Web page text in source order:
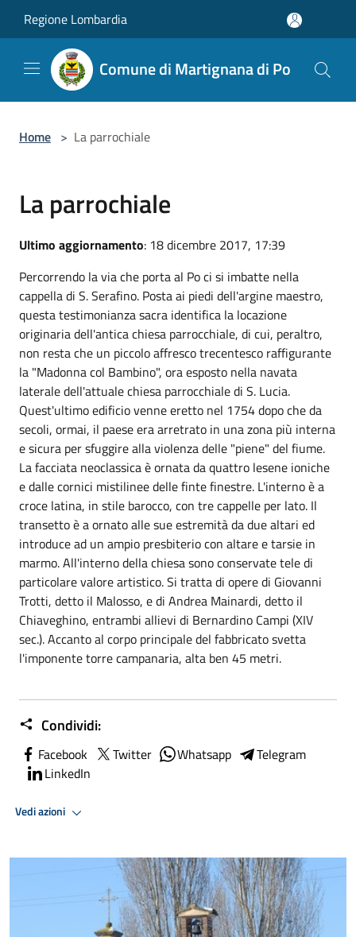
Regione Lombardia
Comune di Martignana di Po
Home > La parrochiale
La parrochiale
Ultimo aggiornamento: 18 dicembre 2017, 17:39
Percorrendo la via che porta al Po ci si imbatte nella
cappella di S. Serafino. Posta ai piedi dell'argine maestro,
questa testimonianza sacra identifica la locazione
originaria dell'antica chiesa parrocchiale, di cui, peraltro,
non resta che un piccolo affresco trecentesco raffigurante
la "Madonna col Bambino", ora esposto nella navata
laterale dell'attuale chiesa parrocchiale di S. Lucia.
Quest'ultimo edificio venne eretto nel 1754 dopo che da
secoli, ormai, il paese era arretrato in una zona più interna
e sicura per sfuggire alla violenza delle "piene" del fiume.
La facciata neoclassica è ornata da quattro lesene ioniche
e dalle cornici mistilinee delle finte finestre. L'interno è a
croce latina, in stile barocco, con tre cappelle per lato. Il
transetto è a ornato alle sue estremità da due altari ed
introduce ad un ampio presbiterio con altare e tarsie in
marmo. All'interno della chiesa sono conservate tele di
particolare valore artistico. Si tratta di opere di Giovanni
Trotti, detto il Malosso, e di Andrea Mainardi, detto il
Chiaveghino, entrambi allievi di Bernardino Campi (XIV
sec.). Accanto al corpo principale del fabbricato svetta
l'imponente torre campanaria, alta ben 45 metri.
Condividi:
Facebook Twitter Whatsapp
Telegram
LinkedIn
Vedi azioni